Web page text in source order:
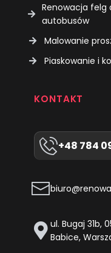
Renowacja
autobusów
Malowanie
Piaskowanie i
KONTAKT
+48 784
ul. Bugaj 31b,
Babice,